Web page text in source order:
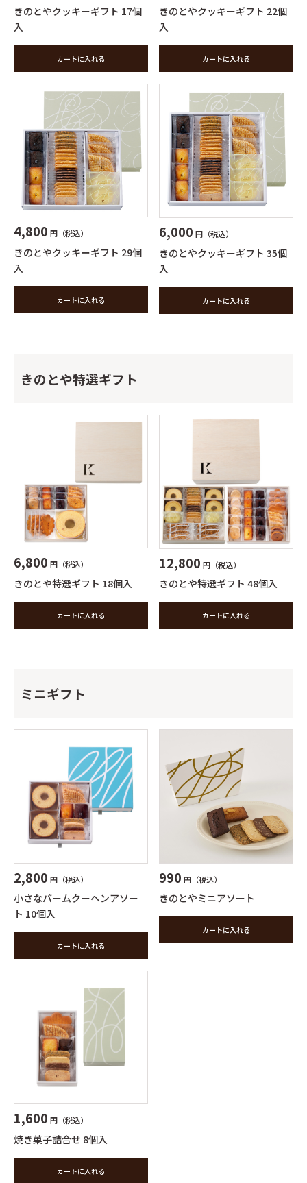
きのとやクッキーギフト 17個
入
カートに入れる
きのとやクッキーギフト 22個
入
カートに入れる
4,800 円（税込）
きのとやクッキーギフト 29個
入
カートに入れる
6,000 円（税込）
きのとやクッキーギフト 35個
入
カートに入れる
きのとや特選ギフト
6,800 円（税込）
きのとや特選ギフト 18個入
カートに入れる
12,800 円（税込）
きのとや特選ギフト 48個入
カートに入れる
ミニギフト
2,800 円（税込）
小さなバームクーヘンアソー
ト 10個入
カートに入れる
990 円（税込）
きのとやミニアソート
カートに入れる
1,600 円（税込）
焼き菓子詰合せ 8個入
カートに入れる